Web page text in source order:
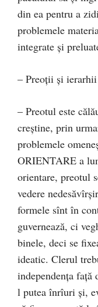
din ea pentru a
problemele
integrate şi
– Preoţii şi
– Preotul este
creştine, prin
problemele
ORIENTARE a
orientare, preotul
vedere
formele sînt în
guvernează, ci
binele, deci se
ideatic. Clerul
independenţa
l putea înrîuri şi,